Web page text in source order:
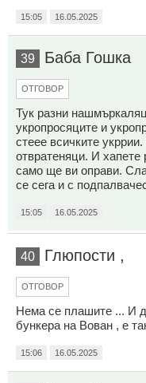
15:05 16.05.2025
39 Баба Гошка
ОТГОВОР
Тук разни
укропросяците и
стеее всичките
отвратеняци. И хапете
само ще ви оправи.
се сега и с
15:05 16.05.2025
40 Глюпости ,
ОТГОВОР
Нема се плашите ... И
бункера на Вован , е
15:06 16.05.2025